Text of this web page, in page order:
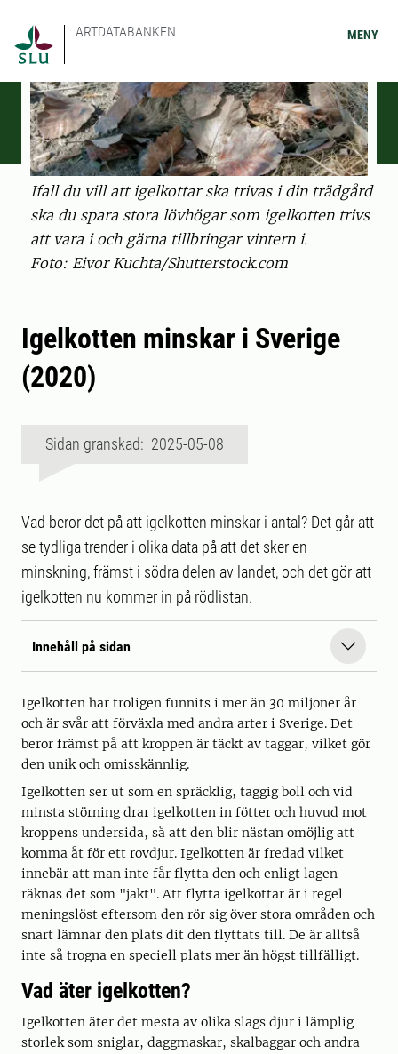
ARTDATABANKEN MENY
Ifall du vill att igelkottar ska trivas i din trädgård
ska du spara stora lövhögar som igelkotten trivs
att vara i och gärna tillbringar vintern i.
Foto: Eivor Kuchta/Shutterstock.com
Igelkotten minskar i Sverige
(2020)
Sidan granskad: 2025-05-08
Vad beror det på att igelkotten minskar i antal? Det går att
se tydliga trender i olika data på att det sker en
minskning, främst i södra delen av landet, och det gör att
igelkotten nu kommer in på rödlistan.
Innehåll på sidan
Igelkotten har troligen funnits i mer än 30 miljoner år
och är svår att förväxla med andra arter i Sverige. Det
beror främst på att kroppen är täckt av taggar, vilket gör
den unik och omisskännlig.
Igelkotten ser ut som en spräcklig, taggig boll och vid
minsta störning drar igelkotten in fötter och huvud mot
kroppens undersida, så att den blir nästan omöjlig att
komma åt för ett rovdjur. Igelkotten är fredad vilket
innebär att man inte får flytta den och enligt lagen
räknas det som "jakt". Att flytta igelkottar är i regel
meningslöst eftersom den rör sig över stora områden och
snart lämnar den plats dit den flyttats till. De är alltså
inte så trogna en speciell plats mer än högst tillfälligt.
Vad äter igelkotten?
Igelkotten äter det mesta av olika slags djur i lämplig
storlek som sniglar, daggmaskar, skalbaggar och andra